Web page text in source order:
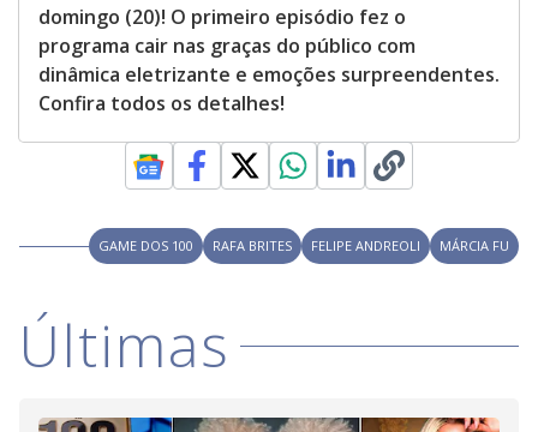
domingo (20)! O primeiro episódio fez o
programa cair nas graças do público com
dinâmica eletrizante e emoções surpreendentes.
Confira todos os detalhes!
GAME DOS 100 RAFA BRITES FELIPE ANDREOLI MÁRCIA FU
Últimas